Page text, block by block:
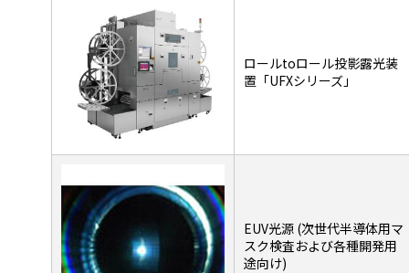
ロールtoロール投影露光装
置「UFXシリーズ」
EUV光源 (次世代半導体用マ
スク検査および各種開発用
途向け)